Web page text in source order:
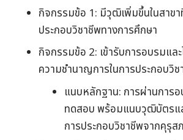
กิจกรรมข้อ 1: มีวุฒิเพิ่มขึ้นในสาขา
ประกอบวิชาชีพทางการศึกษา
กิจกรรมข้อ 2: เข้ารับการอบรมแ
ความชำนาญการในการประกอบวิ
แนบหลักฐาน: การผ่านการ
ทดสอบ พร้อมแนบวุฒิบัตรแ
การประกอบวิชาชีพจากคุรุส